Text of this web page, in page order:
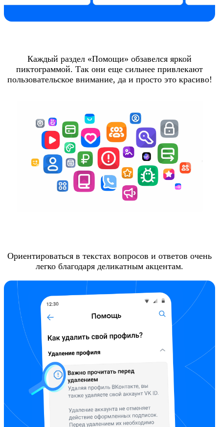
Каждый раздел «Помощи» обзавелся яркой
пиктограммой. Так они еще сильнее привлекают
пользовательское внимание, да и просто это красиво!
Ориентироваться в текстах вопросов и ответов очень
легко благодаря деликатным акцентам.